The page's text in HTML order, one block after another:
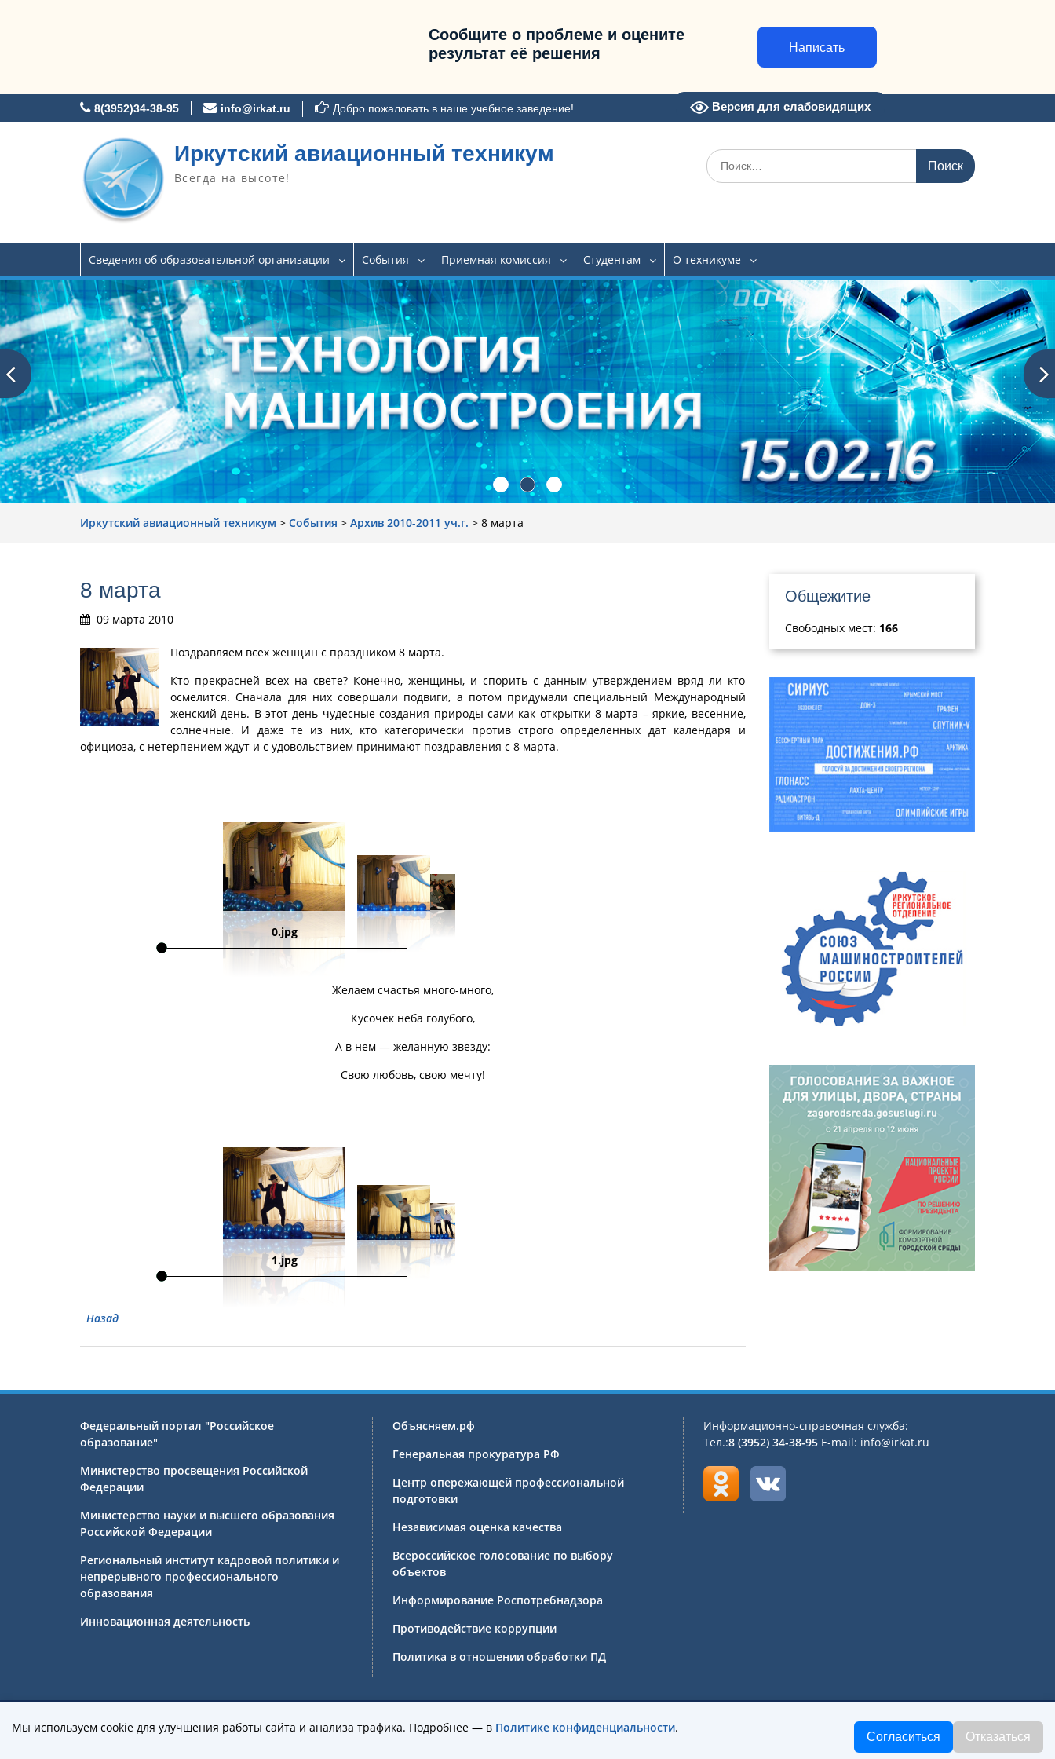
Сообщите о проблеме и оцените
результат её решения
Написать
к
8(3952)34-38-95 info@irkat.ru Добро пожаловать в наше учебное заведение! Версия для слабовидящих
Иркутский авиационный техникум
Всегда на высоте!
Искать:
Сведения об образовательной организации События Приемная комиссия Студентам О техникуме
Иркутский авиационный техникум > События > Архив 2010-2011 уч.г. > 8 марта
8 марта
09 марта 2010
Поздравляем всех женщин с праздником 8 марта.
Кто прекрасней всех на свете? Конечно, женщины, и спорить с данным утверждением вряд ли кто
осмелится. Сначала для них совершали подвиги, а потом придумали специальный Международный
женский день. В этот день чудесные создания природы сами как открытки 8 марта – яркие, весенние,
солнечные. И даже те из них, кто категорически против строго определенных дат календаря и
официоза, с нетерпением ждут и с удовольствием принимают поздравления с 8 марта.
0.jpg
Желаем счастья много-много,
Кусочек неба голубого,
А в нем — желанную звезду:
Свою любовь, свою мечту!
1.jpg
Назад
Общежитие
Свободных мест: 166
Федеральный портал "Российское
образование"
Министерство просвещения Российской
Федерации
Министерство науки и высшего образования
Российской Федерации
Региональный институт кадровой политики и
непрерывного профессионального
образования
Инновационная деятельность
Объясняем.рф
Генеральная прокуратура РФ
Центр опережающей профессиональной
подготовки
Независимая оценка качества
Всероссийское голосование по выбору
объектов
Информирование Роспотребнадзора
Противодействие коррупции
Политика в отношении обработки ПД
Информационно-справочная служба:
Тел.:8 (3952) 34-38-95 E-mail: info@irkat.ru
Государственное бюджетное профессиональное образовательное учреждение Иркутской области «Иркутский авиационный техникум»
Мы используем cookie для улучшения работы сайта и анализа трафика. Подробнее — в Политике конфиденциальности.
Согласиться Отказаться